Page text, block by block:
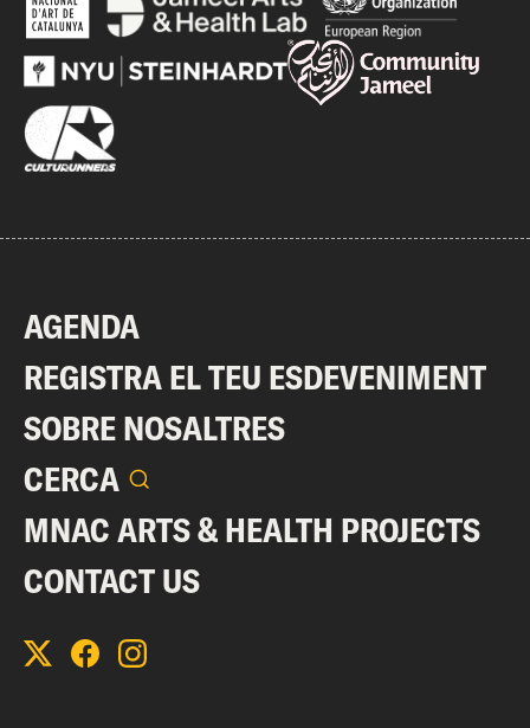
AGENDA
REGISTRA EL TEU ESDEVENIMENT
SOBRE NOSALTRES
CERCA
MNAC ARTS & HEALTH PROJECTS
CONTACT US